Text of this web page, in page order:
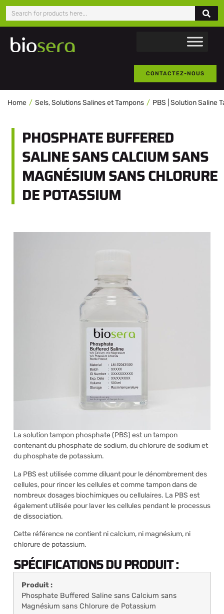
CONTACTEZ-NOUS
Home Sels, Solutions Salines et Tampons PBS | Solution Saline
PHOSPHATE BUFFERED
SALINE SANS CALCIUM SANS
MAGNÉSIUM SANS CHLORURE
DE POTASSIUM
La solution tampon phosphate (PBS) est un tampon
contenant du phosphate de sodium, du chlorure de sodium et
du phosphate de potassium.
La PBS est utilisée comme diluant pour le dénombrement des
cellules, pour rincer les cellules et comme tampon dans de
nombreux dosages biochimiques ou cellulaires. La PBS est
également utilisée pour laver les cellules pendant le processus
de dissociation.
Cette référence ne contient ni calcium, ni magnésium, ni
chlorure de potassium.
SPÉCIFICATIONS DU PRODUIT :
Produit :
Phosphate Buffered Saline sans Calcium sans
Magnésium sans Chlorure de Potassium